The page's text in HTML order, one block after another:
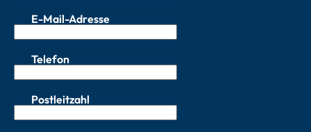
E-Mail-Adresse
Telefon
Postleitzahl